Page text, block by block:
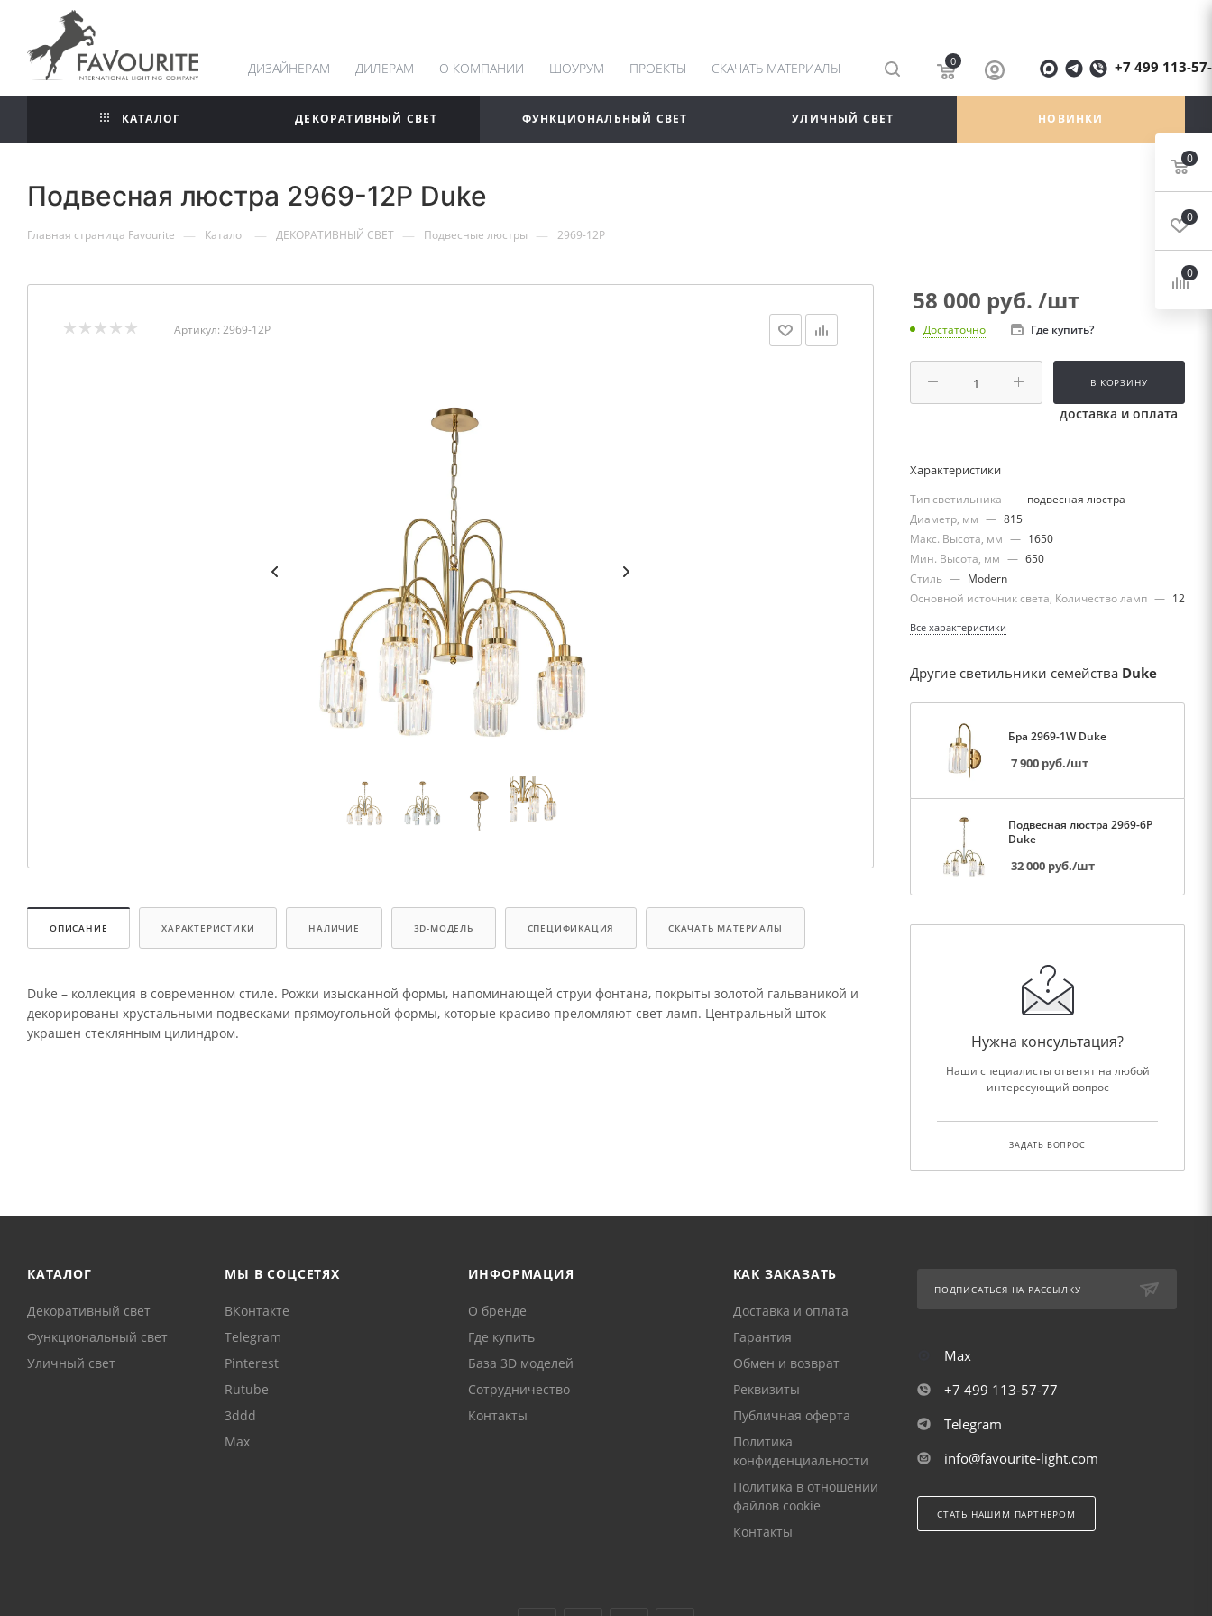
ДИЗАЙНЕРАМ ДИЛЕРАМ О КОМПАНИИ ШОУРУМ ПРОЕКТЫ СКАЧАТЬ МАТЕРИАЛЫ 0 +7 499 113-
КАТАЛОГ ДЕКОРАТИВНЫЙ СВЕТ ФУНКЦИОНАЛЬНЫЙ СВЕТ УЛИЧНЫЙ СВЕТ НОВИНКИ
Подвесная люстра 2969-12P Duke
Главная страница Favourite — Каталог — ДЕКОРАТИВНЫЙ СВЕТ — Подвесные люстры — 2969-12P
Артикул: 2969-12P
ОПИСАНИЕ ХАРАКТЕРИСТИКИ НАЛИЧИЕ 3D-МОДЕЛЬ СПЕЦИФИКАЦИЯ СКАЧАТЬ МАТЕРИАЛЫ
Duke – коллекция в современном стиле. Рожки изысканной формы, напоминающей струи фонтана, покрыты золотой гальваникой и
декорированы хрустальными подвесками прямоугольной формы, которые красиво преломляют свет ламп. Центральный шток
украшен стеклянным цилиндром.
58 000 руб. /шт
Достаточно Где купить?
В КОРЗИНУ
доставка и оплата
Характеристики
Тип светильника — подвесная люстра
Диаметр, мм — 815
Макс. Высота, мм — 1650
Мин. Высота, мм — 650
Стиль — Modern
Основной источник света, Количество ламп — 12
Все характеристики
Другие светильники семейства Duke
Бра 2969-1W Duke
7 900 руб./шт
Подвесная люстра 2969-6P
Duke
32 000 руб./шт
Нужна консультация?
Наши специалисты ответят на любой
интересующий вопрос
ЗАДАТЬ ВОПРОС
КАТАЛОГ
Декоративный свет
Функциональный свет
Уличный свет
МЫ В СОЦСЕТЯХ
ВКонтакте
Telegram
Pinterest
Rutube
3ddd
Max
ИНФОРМАЦИЯ
О бренде
Где купить
База 3D моделей
Сотрудничество
Контакты
КАК ЗАКАЗАТЬ
Доставка и оплата
Гарантия
Обмен и возврат
Реквизиты
Публичная оферта
Политика
конфиденциальности
Политика в отношении
файлов cookie
Контакты
ПОДПИСАТЬСЯ НА РАССЫЛКУ
Max
+7 499 113-57-77
Telegram
info@favourite-light.com
СТАТЬ НАШИМ ПАРТНЕРОМ
0
0
0